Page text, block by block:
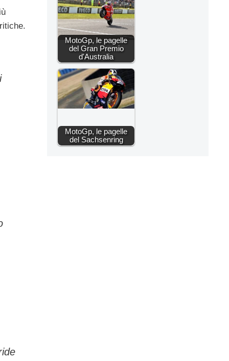
MotoGp, le pagelle
del Gran Premio
d'Australia
MotoGp, le pagelle
del Sachsenring